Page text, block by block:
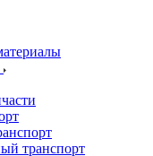
транспорт